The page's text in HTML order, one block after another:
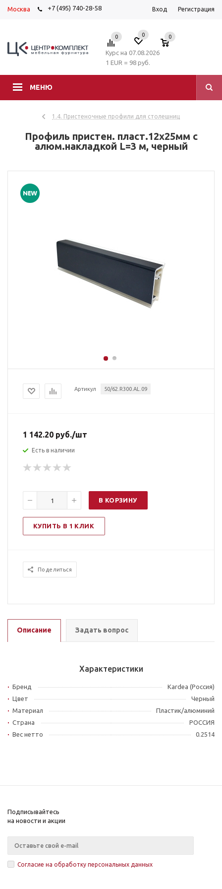
Москва +7 (495) 740-28-58 Вход Регистрация
МЕНЮ
0 0 0
Курс на 07.08.2026
1 EUR = 98 руб.
1.4. Пристеночные профили для столешниц
Профиль пристен. пласт.12х25мм с
алюм.накладкой L=3 м, черный
Артикул 50/62.R300.AL.09
1 142.20 руб./шт
Есть в наличии
В КОРЗИНУ
КУПИТЬ В 1 КЛИК
Поделиться
Описание Задать вопрос
Характеристики
Бренд
Kardea (Россия)
Цвет
Черный
Материал
Пластик/алюминий
Страна
РОССИЯ
Вес нетто
0.2514
Подписывайтесь
на новости и акции
Согласие на обработку персональных данных